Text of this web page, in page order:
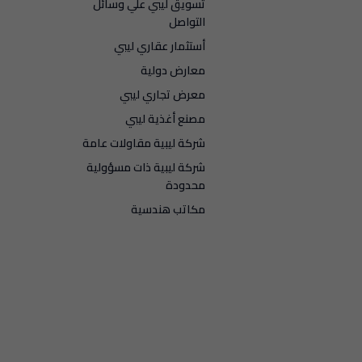
التواصل
أستثمار عقاري ليبي
معارض دولية
معرض تجاري ليبي
مصنع أغذية ليبي
شركة ليبية مقاولات عامة
شركة ليبية ذات مسؤولية
محدودة
مكاتب هندسية